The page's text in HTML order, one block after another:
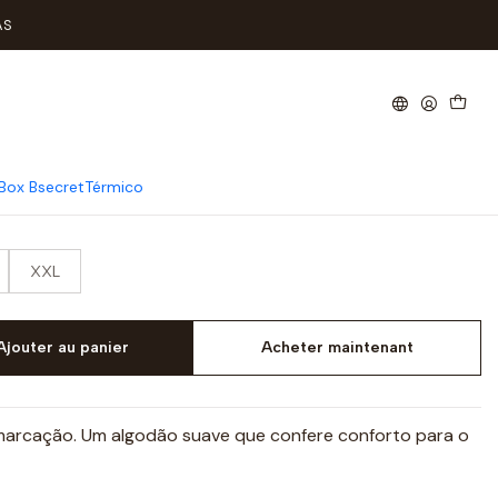
BsecretTérmico
Sem Marcação
de Senhora Algodão Sem
XXL
au panier Acheter maintenant
Um algodão suave que confere conforto para o